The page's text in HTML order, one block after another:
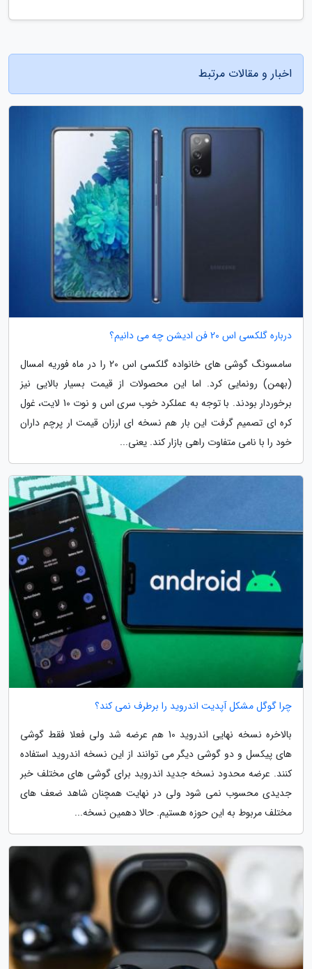
اخبار و مقالات مرتبط
درباره گلکسی اس 20 فن ادیشن چه می دانیم؟
سامسونگ گوشی های خانواده گلکسی اس 20 را در ماه فوریه امسال
(بهمن) رونمایی کرد. اما این محصولات از قیمت بسیار بالایی نیز
برخوردار بودند. با توجه به عملکرد خوب سری اس و نوت 10 لایت، غول
کره ای تصمیم گرفت این بار هم نسخه ای ارزان قیمت ار پرچم داران
خود را با نامی متفاوت راهی بازار کند. یعنی...
چرا گوگل مشکل آپدیت اندروید را برطرف نمی کند؟
بالاخره نسخه نهایی اندروید 10 هم عرضه شد ولی فعلا فقط گوشی
های پیکسل و دو گوشی دیگر می توانند از این نسخه اندروید استفاده
کنند. عرضه محدود نسخه جدید اندروید برای گوشی های مختلف خبر
جدیدی محسوب نمی شود ولی در نهایت همچنان شاهد ضعف های
مختلف مربوط به این حوزه هستیم. حالا دهمین نسخه...